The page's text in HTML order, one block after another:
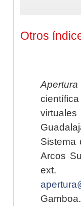
Otros
Apertura
Sistema
Arcos